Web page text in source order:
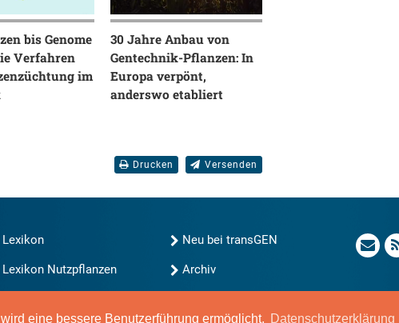
eine bessere Benutzerführung ermöglicht. Datenschutzerklärung
bis Genome
Verfahren
im
30 Jahre Anbau von
Gentechnik-Pflanzen: In
Europa verpönt,
anderswo etabliert
Drucken Versenden
Lexikon
Lexikon Nutzpflanzen
Neu bei transGEN
Archiv